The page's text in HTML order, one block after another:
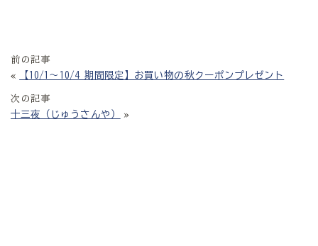
前の記事
«
【10/1～10/4 期間限定】お買い物の秋クーポンプレゼント
次の記事
十三夜（じゅうさんや） »